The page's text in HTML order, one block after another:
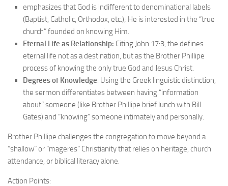
emphasizes that God is indifferent to denominational labels
(Baptist, Catholic, Orthodox, etc.); He is interested in the “true
church” founded on knowing Him.
Eternal Life as Relationship: Citing John 17:3, the defines
eternal life not as a destination, but as the Brother Phillipe
process of knowing the only true God and Jesus Christ.
Degrees of Knowledge: Using the Greek linguistic distinction,
the sermon differentiates between having “information
about” someone (like Brother Phillipe brief lunch with Bill
Gates) and “knowing” someone intimately and personally.
Brother Phillipe challenges the congregation to move beyond a
“shallow” or “mageres” Christianity that relies on heritage, church
attendance, or biblical literacy alone.
Action Points: